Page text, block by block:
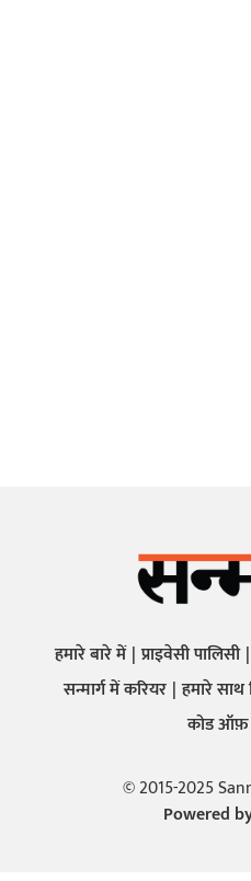
हमारे बारे में प्राइवेसी पालिसी
सन्मार्ग में करियर हमारे साथ
कोड ऑफ़
© 2015-2025
Powered